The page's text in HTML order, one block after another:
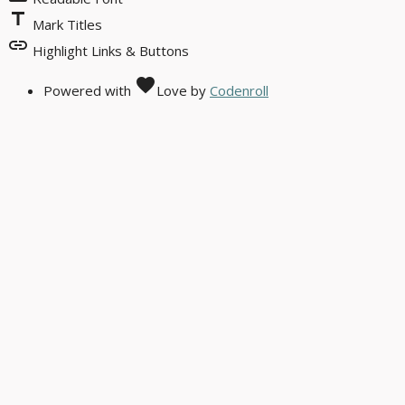
title Mark Titles
link Highlight Links & Buttons
Powered with favoriteLove by Codenroll